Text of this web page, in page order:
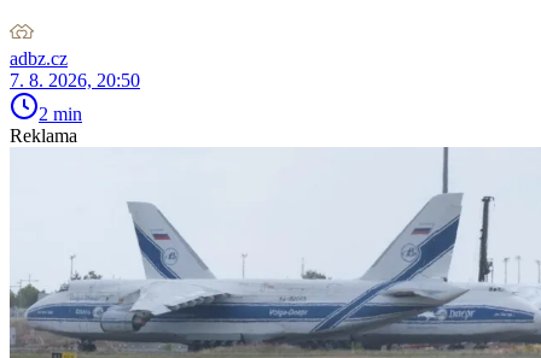
adbz.cz
7. 8. 2026, 20:50
2 min
Reklama